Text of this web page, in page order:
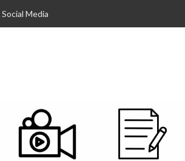
Social Media